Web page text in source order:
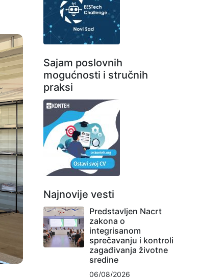
Sajam poslovnih
mogućnosti i stručnih
praksi
Najnovije vesti
Predstavljen Nacrt
zakona o
integrisanom
sprečavanju i kontroli
zagađivanja životne
sredine
06/08/2026